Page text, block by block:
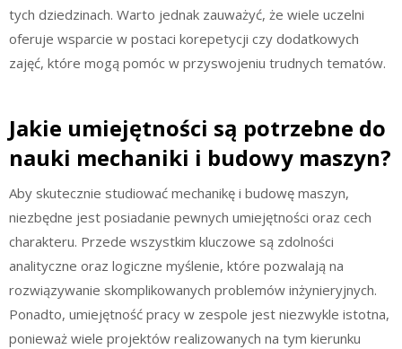
tych dziedzinach. Warto jednak zauważyć, że wiele uczelni
oferuje wsparcie w postaci korepetycji czy dodatkowych
zajęć, które mogą pomóc w przyswojeniu trudnych tematów.
Jakie umiejętności są potrzebne do
nauki mechaniki i budowy maszyn?
Aby skutecznie studiować mechanikę i budowę maszyn,
niezbędne jest posiadanie pewnych umiejętności oraz cech
charakteru. Przede wszystkim kluczowe są zdolności
analityczne oraz logiczne myślenie, które pozwalają na
rozwiązywanie skomplikowanych problemów inżynieryjnych.
Ponadto, umiejętność pracy w zespole jest niezwykle istotna,
ponieważ wiele projektów realizowanych na tym kierunku